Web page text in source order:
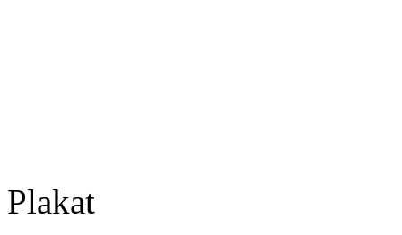
Plakat